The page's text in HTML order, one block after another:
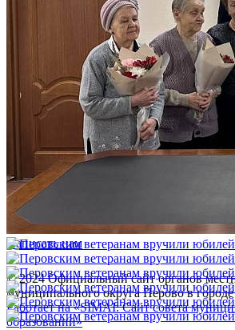
Деятельность
Документы
Контакты
Карта сайта
Следуйте за нами
Обратная связь
Если у вас есть вопросы, задайте их
Написать нам
© 2024 Официальный сайт органов
муниципального округа Перово в
Работает на «SIMAI: Сайт совета
образований»